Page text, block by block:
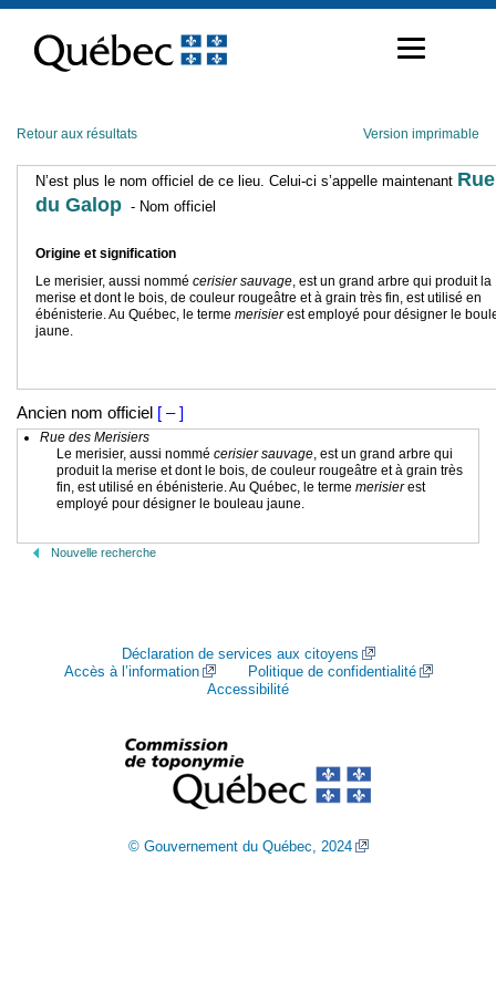
contenu
Retour aux résultats Version imprimable
N’est plus le nom officiel de ce lieu. Celui-ci s’appelle maintenant Rue
du Galop - Nom officiel
Origine et signification
Le merisier, aussi nommé cerisier sauvage, est un grand arbre qui produit la
merise et dont le bois, de couleur rougeâtre et à grain très fin, est utilisé en
ébénisterie. Au Québec, le terme merisierest employé pour désigner le
jaune.
Ancien nom officiel [ – ]
Rue des Merisiers
Le merisier, aussi nommé cerisier sauvage, est un grand arbre qui
produit la merise et dont le bois, de couleur rougeâtre et à grain très
fin, est utilisé en ébénisterie. Au Québec, le terme merisierest
employé pour désigner le bouleau jaune.
Nouvelle recherche
Déclaration de services aux citoyens
Accès à l’information
Politique de confidentialité
Accessibilité
© Gouvernement du Québec, 2024